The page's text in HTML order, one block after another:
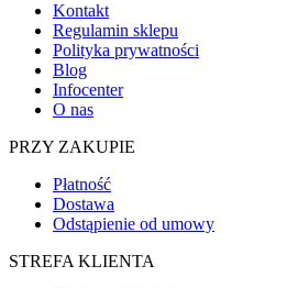
Kontakt
Regulamin sklepu
Polityka prywatności
Blog
Infocenter
O nas
PRZY ZAKUPIE
Płatność
Dostawa
Odstąpienie od umowy
STREFA KLIENTA